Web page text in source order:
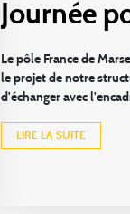
Journée
Le pôle France de
le projet de notre
d'échanger avec
LIRE LA SUITE